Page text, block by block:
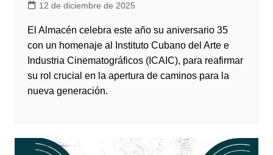
12 de diciembre de 2025
El Almacén celebra este año su aniversario 35
con un homenaje al Instituto Cubano del Arte e
Industria Cinematográficos (ICAIC), para reafirmar
su rol crucial en la apertura de caminos para la
nueva generación.